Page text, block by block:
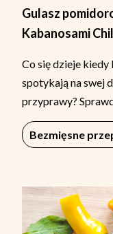
Gulasz
Kabanosami
Co się dzieje kiedy
spotykają na swej
przyprawy?
Bezmięsne